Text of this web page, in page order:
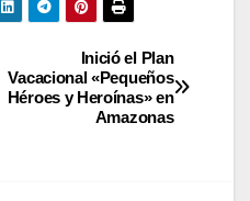
Inició el Plan
Vacacional «Pequeños
Héroes y Heroínas» en
Amazonas